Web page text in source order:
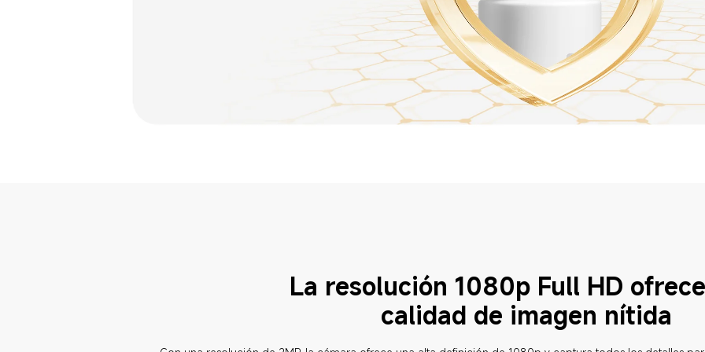
La resolución 1080p Full HD
calidad de imagen nítida